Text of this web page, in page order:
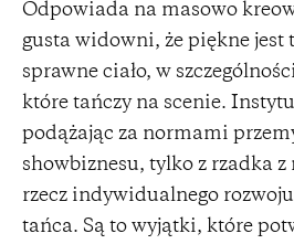
Odpowiada na masowo
gusta widowni, że piękne jest
sprawne ciało, w
które tańczy na scenie.
podążając za normami
showbiznesu, tylko z rzadka z
rzecz indywidualnego
tańca. Są to wyjątki, które